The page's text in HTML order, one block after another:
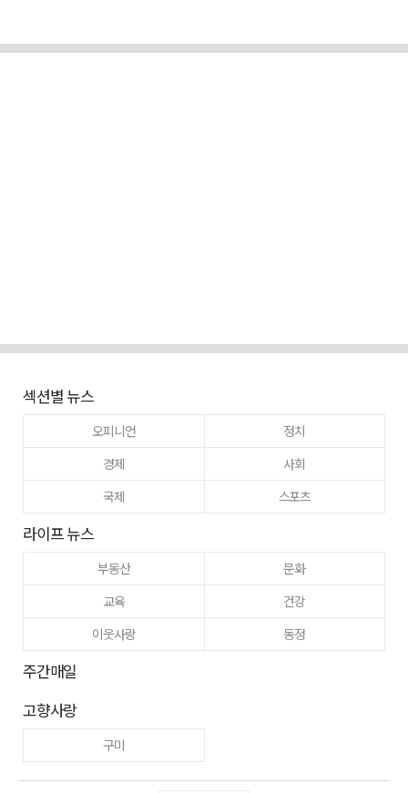
섹션별 뉴스
오피니언
정치
경제
사회
국제
스포츠
라이프 뉴스
부동산
문화
교육
건강
이웃사랑
동정
주간매일
고향사랑
구미